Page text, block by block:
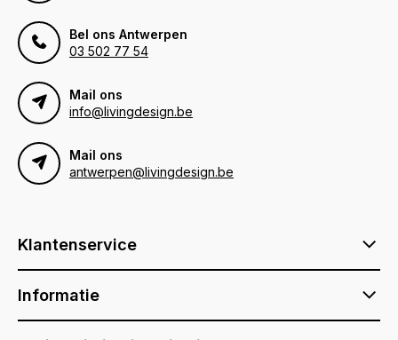
Bel ons Antwerpen
03 502 77 54
Mail ons
info@livingdesign.be
Mail ons
antwerpen@livingdesign.be
Klantenservice
Informatie